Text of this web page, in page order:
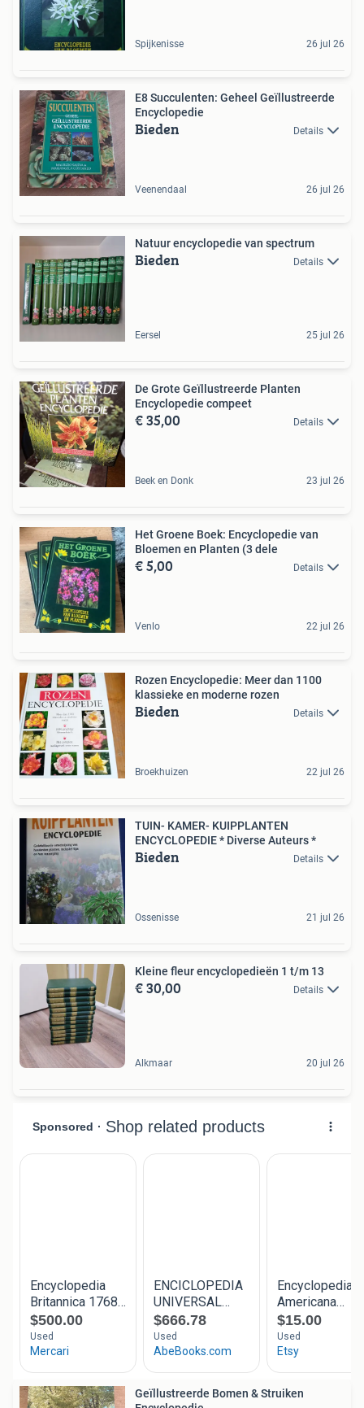
Spijkenisse 26 jul 26
E8 Succulenten: Geheel Geïllustreerde
Encyclopedie
Bieden Details
Veenendaal 26 jul 26
Natuur encyclopedie van spectrum
Bieden Details
Eersel 25 jul 26
De Grote Geïllustreerde Planten
Encyclopedie compeet
€ 35,00 Details
Beek en Donk 23 jul 26
Het Groene Boek: Encyclopedie van
Bloemen en Planten (3 dele
€ 5,00 Details
Venlo 22 jul 26
Rozen Encyclopedie: Meer dan 1100
klassieke en moderne rozen
Bieden Details
Broekhuizen 22 jul 26
TUIN- KAMER- KUIPPLANTEN
ENCYCLOPEDIE * Diverse Auteurs *
Bieden Details
Ossenisse 21 jul 26
Kleine fleur encyclopedieën 1 t/m 13
€ 30,00 Details
Alkmaar 20 jul 26
Geïllustreerde Bomen & Struiken